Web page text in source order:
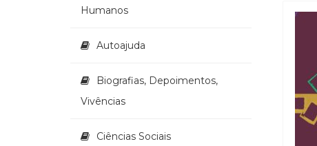
Humanos
Autoajuda
Biografias, Depoimentos,
Vivências
Ciências Sociais